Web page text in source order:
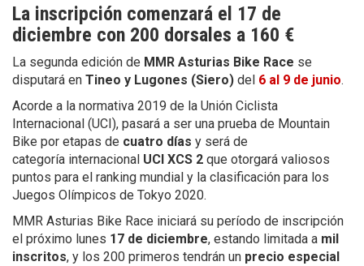
La inscripción comenzará el 17 de
diciembre con 200 dorsales a 160 €
La segunda edición de MMR Asturias Bike Race se
disputará en Tineo y Lugones (Siero) del 6 al 9 de junio.
Acorde a la normativa 2019 de la Unión Ciclista
Internacional (UCI), pasará a ser una prueba de Mountain
Bike por etapas de cuatro días y será de
categoría internacional UCI XCS 2 que otorgará valiosos
puntos para el ranking mundial y la clasificación para los
Juegos Olímpicos de Tokyo 2020.
MMR Asturias Bike Race iniciará su período de inscripción
el próximo lunes 17 de diciembre, estando limitada a mil
inscritos, y los 200 primeros tendrán un precio especial